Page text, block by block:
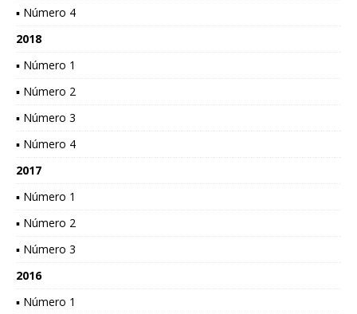
▪ Número 4
2018
▪ Número 1
▪ Número 2
▪ Número 3
▪ Número 4
2017
▪ Número 1
▪ Número 2
▪ Número 3
2016
▪ Número 1